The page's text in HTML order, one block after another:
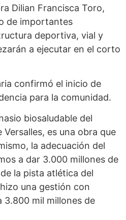
Dilian Francisca Toro,
de importantes
deportiva, vial y
a ejecutar en el corto
confirmó el inicio de
para la comunidad.
biosaludable del
es una obra que
la adecuación del
a dar 3.000 millones de
la pista atlética del
una gestión con
mil millones de